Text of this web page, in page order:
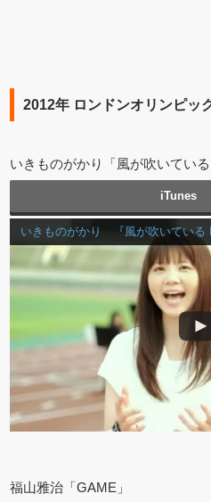
2012年 ロンドンオリンピッ
いきものがかり「風が吹いている
iTunes
いきものがかり 『風が吹いている
福山雅治「GAME」